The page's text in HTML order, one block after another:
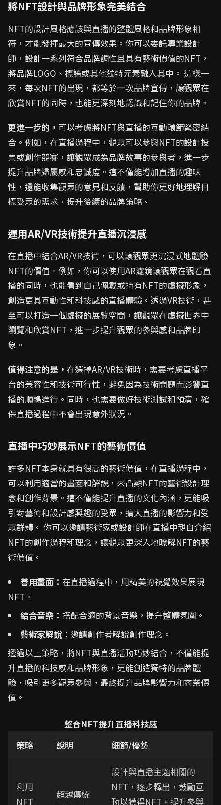
將NFT設計與品牌形象完美結合
NFT的設計風格應該與直播的整體風格和品牌形象相
符，才能發揮最大的宣傳效果。你可以委託專業設計
師，設計一系列符合品牌調性且具有藝術價值的NFT，
將品牌LOGO、標語或其他獨特元素融入其中。 這樣一
來，每次NFT的出現，都等於一次品牌宣傳，讓觀眾在
欣賞NFT的同時，也能更深刻地認識和記住你的品牌。
更進一步的， 可以考慮將NFT與直播的互動環節緊密結
合。例如，在直播過程中，觀眾可以參與NFT的設計投
票或創作競賽，讓觀眾成為品牌故事的參與者，進一步
提升品牌歸屬感和忠誠度。這不僅能增加直播的趣味
性，還能收集觀眾的意見和反饋，幫助你更好地理解目
標受眾的需求，提升後續的品牌策略。
運用AR/VR技術提升直播沉浸感
在直播中結合AR/VR技術，可以讓觀眾更沉浸式地體驗
NFT的價值。例如，你可以使用AR濾鏡讓觀眾在觀看直
播的同時，也能看到自己佩戴或持有NFT的虛擬形象，
創造更具互動性和科技感的直播體驗。透過VR技術，甚
至可以打造一個虛擬的展覽空間，讓觀眾在虛擬世界中
瀏覽和欣賞NFT，進一步提升觀眾的參與感和品牌印
象。
值得注意的是， 在選擇AR/VR技術時，需要考慮直播平
台的兼容性和技術可行性，避免因為技術問題而影響直
播的順暢進行。同時，也需要做好技術測試和預演，確
保直播過程中不會出現意外狀況。
直播中巧妙展示NFT的藝術價值
許多NFT本身就具有很高的藝術價值，在直播過程中，
可以利用適當的畫面和解說，來凸顯NFT的藝術設計理
念和創作背景。這不僅能提升直播的文化內涵，更能吸
引對藝術和設計感興趣的受眾，擴大直播的影響力和受
眾群體。 你可以邀請藝術家或設計師在直播中親自介紹
NFT的創作過程和理念，讓觀眾更深入地瞭解NFT的藝
術價值。
善用畫面： 在直播過程中，用精美的視覺效果展現
NFT。
結合音樂： 搭配合適的背景音樂，提升整體氛圍。
藝術家解說： 邀請創作者解說創作理念。
透過以上策略，將NFT與直播活動巧妙結合，不僅能提
升直播的科技感和品牌形象，更能創造獨特的品牌體
驗，吸引更多觀眾參與，最終提升品牌影響力和商業價
值。
整合NFT提升直播科技感
策略
說明 細節/優勢
利用
NFT
超越傳統
設計與直播主題相關的
NFT，逐步釋出，鼓勵互
動以獲得NFT。提升參與